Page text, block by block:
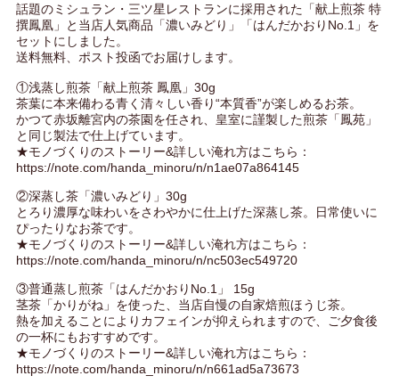
話題のミシュラン・三ツ星レストランに採用された「献上煎茶 特
撰鳳凰」と当店人気商品「濃いみどり」「はんだかおりNo.1」を
セットにしました。
送料無料、ポスト投函でお届けします。
①浅蒸し煎茶「献上煎茶 鳳凰」30g
茶葉に本来備わる青く清々しい香り“本質香”が楽しめるお茶。
かつて赤坂離宮内の茶園を任され、皇室に謹製した煎茶「鳳苑」
と同じ製法で仕上げています。
★モノづくりのストーリー&詳しい淹れ方はこちら：
https://note.com/handa_minoru/n/n1ae07a864145
②深蒸し茶「濃いみどり」30g
とろり濃厚な味わいをさわやかに仕上げた深蒸し茶。日常使いに
ぴったりなお茶です。
★モノづくりのストーリー&詳しい淹れ方はこちら：
https://note.com/handa_minoru/n/nc503ec549720
③普通蒸し煎茶「はんだかおりNo.1」 15g
茎茶「かりがね」を使った、当店自慢の自家焙煎ほうじ茶。
熱を加えることによりカフェインが抑えられますので、ご夕食後
の一杯にもおすすめです。
★モノづくりのストーリー&詳しい淹れ方はこちら：
https://note.com/handa_minoru/n/n661ad5a73673